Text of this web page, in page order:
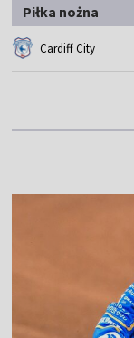
Piłka nożna
Cardiff City